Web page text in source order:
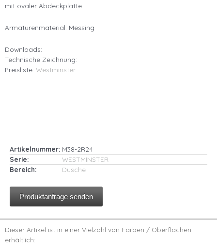
mit ovaler Abdeckplatte
Armaturenmaterial: Messing
Downloads:
Technische Zeichnung:
Preisliste: Westminster
Artikelnummer: M38-2R24
Serie:
WESTMINSTER
Bereich:
Dusche
Produktanfrage senden
Dieser Artikel ist in einer Vielzahl von Farben / Oberflächen
erhältlich: